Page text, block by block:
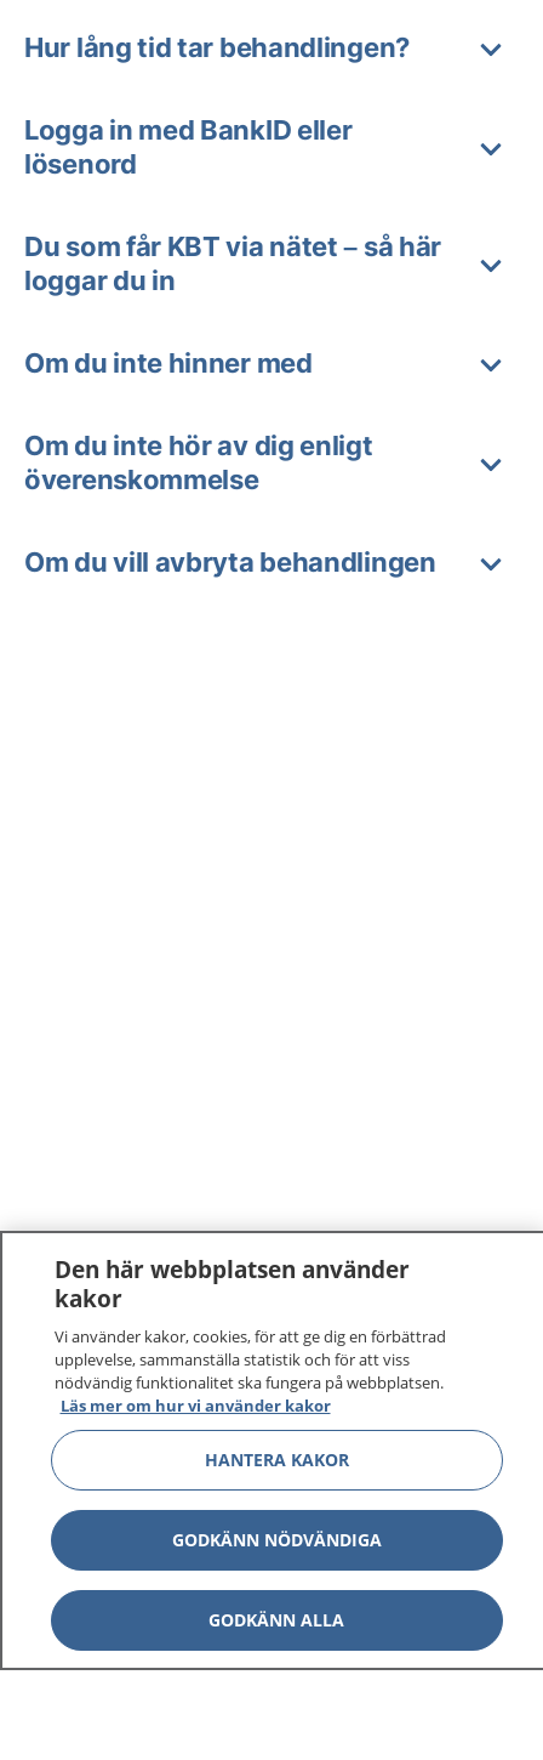
Hur lång tid tar behandlingen?
Logga in med BankID eller
lösenord
Du som får KBT via nätet – så här
loggar du in
Om du inte hinner med
Om du inte hör av dig enligt
överenskommelse
Om du vill avbryta behandlingen
1177–tryggt om din hälsa och vård
På 1177.se får du råd om hälsa och information om
sjukdomar och vilka mottagningar du kan kontakta.
Logga in för att läsa din journal och göra dina
sjukvårdsrådgivning dygnet runt.
1177 ger dig råd när du vill må bättre.
Den här webbplatsen använder
kakor
Vi använder kakor, cookies, för att ge dig en förbättrad
upplevelse, sammanställa statistik och för att viss
nödvändig funktionalitet ska fungera på webbplatsen.
Läs mer om hur vi använder kakor
HANTERA KAKOR
GODKÄNN NÖDVÄNDIGA
GODKÄNN ALLA